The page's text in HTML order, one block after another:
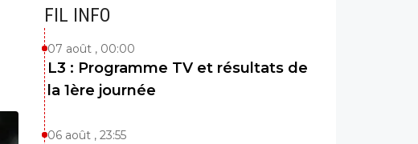
FIL INFO
07 août , 00:00
L3 : Programme TV et résultats de
la 1ère journée
06 août , 23:55